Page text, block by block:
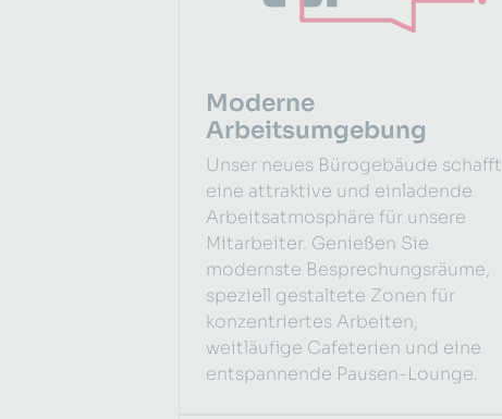
Moderne
Arbeitsumgebung
Unser neues Bürogebäude schafft
eine attraktive und einladende
Arbeitsatmosphäre für unsere
Mitarbeiter. Genießen Sie
modernste Besprechungsräume,
speziell gestaltete Zonen für
konzentriertes Arbeiten,
weitläufige Cafeterien und eine
entspannende Pausen-Lounge.